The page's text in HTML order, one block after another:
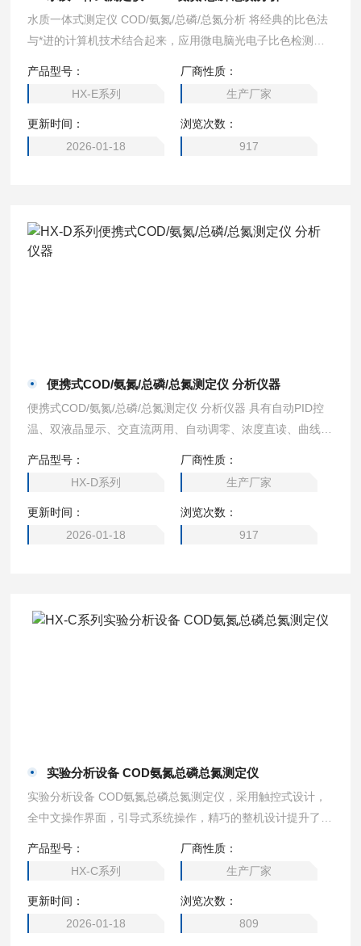
水质一体式测定仪 COD/氨氮/总磷/总氮分析 将经典的比色法
与*进的计算机技术结合起来，应用微电脑光电子比色检测原
提高。
产品型号：
HX-E系列
厂商性质：
生产厂家
更新时间：
2026-01-18
浏览次数：
917
便携式COD/氨氮/总磷/总氮测定仪 分析仪器
便携式COD/氨氮/总磷/总氮测定仪 分析仪器 具有自动PID控
温、双液晶显示、交直流两用、自动调零、浓度直读、曲线存
产品型号：
HX-D系列
厂商性质：
生产厂家
更新时间：
2026-01-18
浏览次数：
917
实验分析设备 COD氨氮总磷总氮测定仪
实验分析设备 COD氨氮总磷总氮测定仪，采用触控式设计，
全中文操作界面，引导式系统操作，精巧的整机设计提升了用
产品型号：
HX-C系列
厂商性质：
生产厂家
更新时间：
2026-01-18
浏览次数：
809